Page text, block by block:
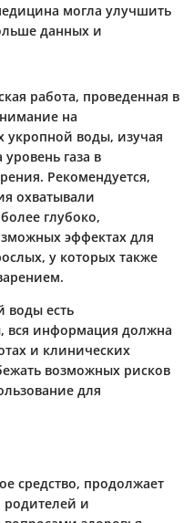
могла улучшить
данных и
работа, проведенная в
на
укропной воды, изучая
газа в
Рекомендуется,
охватывали
глубоко,
эффектах для
у которых также
воды есть
вся информация должна
и клинических
возможных рисков
для
средство, продолжает
родителей и